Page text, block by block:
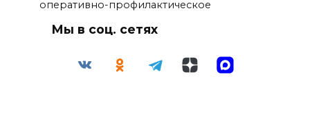
оперативно-профилактическое
Мы в соц. сетях